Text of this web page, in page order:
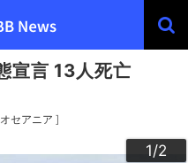
宣言 13人死亡
セアニア ]
1/2
2/2